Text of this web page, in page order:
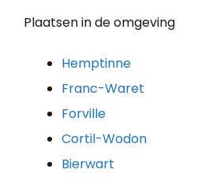
Plaatsen in de omgeving
Hemptinne
Franc-Waret
Forville
Cortil-Wodon
Bierwart